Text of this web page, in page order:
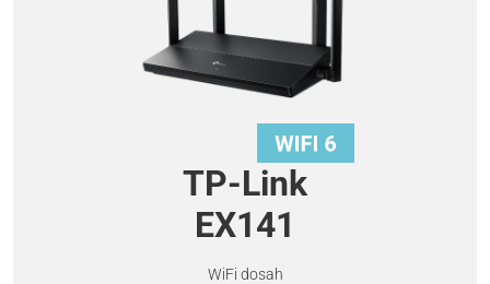
TP-Link
EX141
WiFi dosah